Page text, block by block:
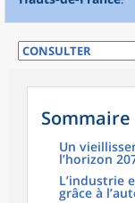
Sommaire
Un
l’horizon
L’industrie
grâce à